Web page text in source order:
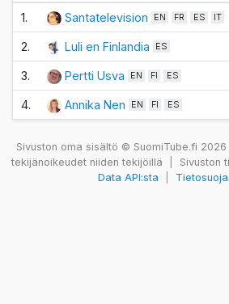
1. Santatelevision EN FR ES IT
2. Luli en Finlandia ES
3. Pertti Usva EN FI ES
4. Annika Nen EN FI ES
Sivuston oma sisältö © SuomiTube.fi 2026
tekijänoikeudet niiden tekijöillä
Sivuston
Data API:sta